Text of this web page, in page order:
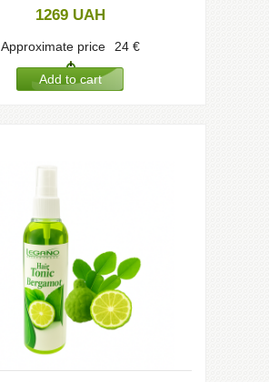
1269 UAH
Approximate price 24 €